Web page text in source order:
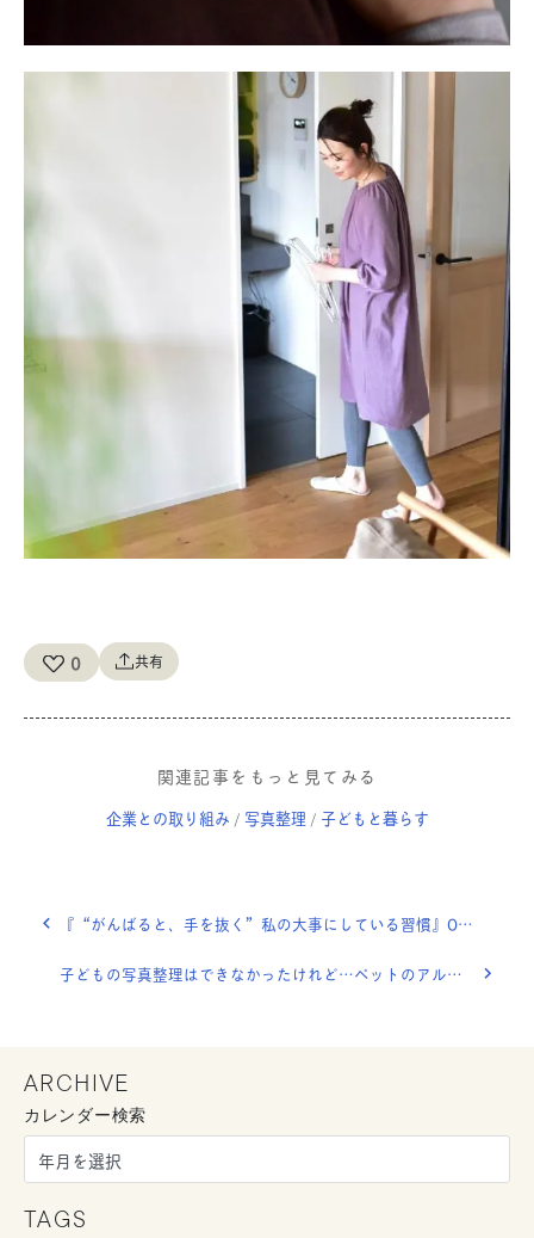
0 共有
関連記事をもっと見てみる
企業との取り組み / 写真整理 / 子どもと暮らす
『“がんばると、手を抜く”私の大事にしている習慣』OURHOME WEB LETTER
子どもの写真整理はできなかったけれど…ペットのアルバムが、新しい家族の時間をくれました。【みんなの写真整理】
ARCHIVE
カレンダー検索
TAGS